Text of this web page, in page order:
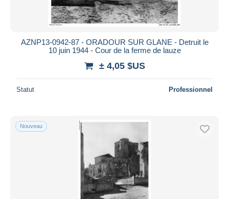
AZNP13-0942-87 - ORADOUR SUR GLANE - Detruit le
10 juin 1944 - Cour de la ferme de lauze
± 4,05 $US
Statut Professionnel
Nouveau